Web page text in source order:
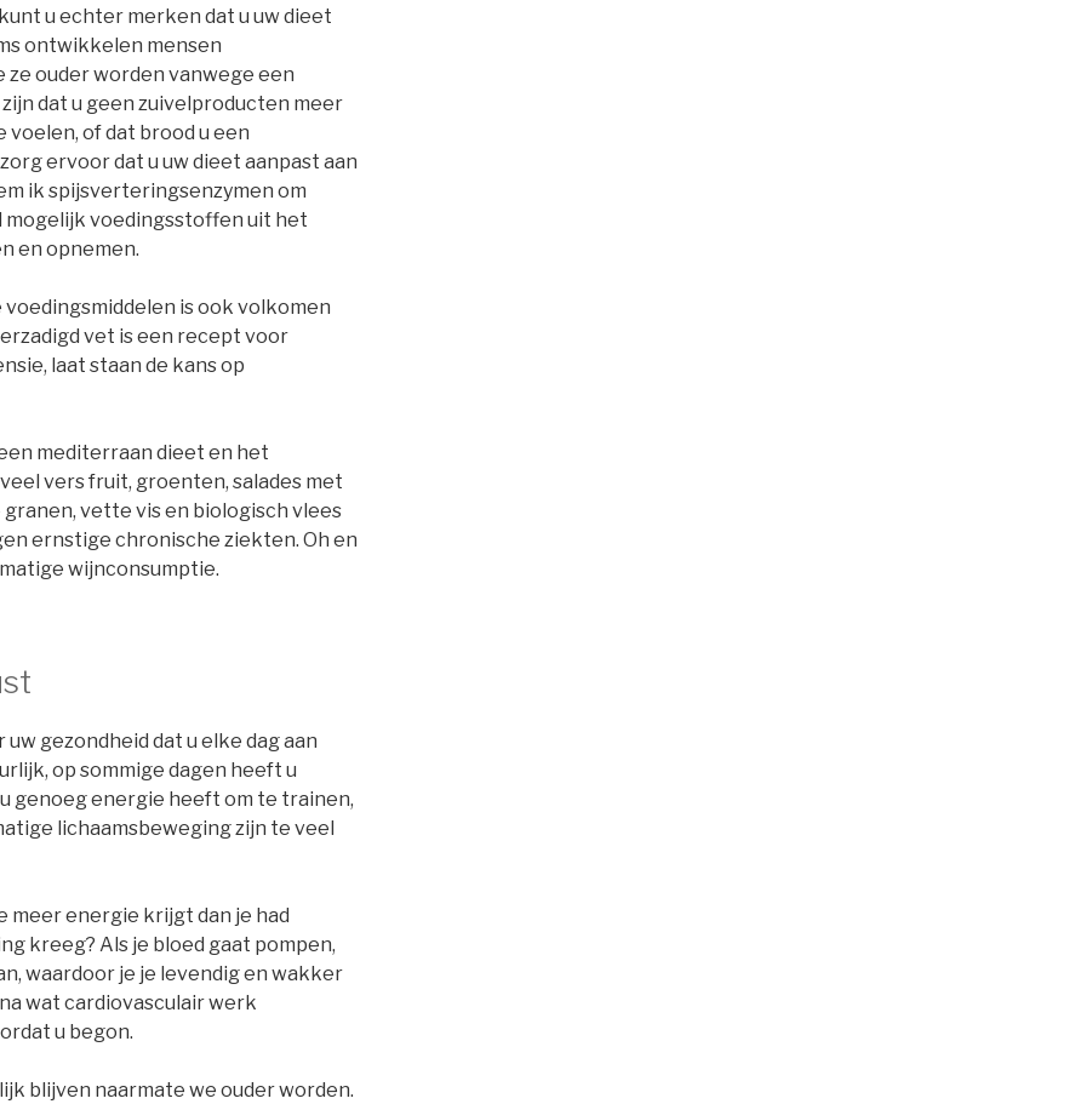
u echter merken dat u uw dieet
ontwikkelen mensen
ouder worden vanwege een
dat u geen zuivelproducten meer
of dat brood u een
ervoor dat u uw dieet aanpast aan
ik spijsverteringsenzymen om
voedingsstoffen uit het
en opnemen.
is ook volkomen
vet is een recept voor
laat staan ​​​​de kans op
mediterraan dieet en het
vers fruit, groenten, salades met
vette vis en biologisch vlees
ernstige chronische ziekten. Oh en
wijnconsumptie.
gezondheid dat u elke dag aan
op sommige dagen heeft u
genoeg energie heeft om te trainen,
lichaamsbeweging zijn te veel
meer energie krijgt dan je had
kreeg? Als je bloed gaat pompen,
waardoor je je levendig en wakker
wat cardiovasculair werk
u begon.
blijven naarmate we ouder worden.